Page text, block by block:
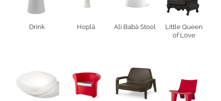
Drink Hoplà Ali Babà Stool
Little Queen
of Love